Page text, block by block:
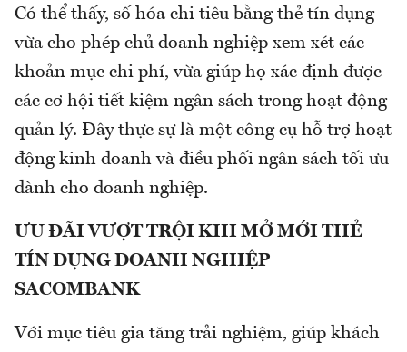
Có thể thấy, số hóa chi tiêu bằng thẻ tín dụng
vừa cho phép chủ doanh nghiệp xem xét các
khoản mục chi phí, vừa giúp họ xác định được
các cơ hội tiết kiệm ngân sách trong hoạt động
quản lý. Đây thực sự là một công cụ hỗ trợ hoạt
động kinh doanh và điều phối ngân sách tối ưu
dành cho doanh nghiệp.
ƯU ĐÃI VƯỢT TRỘI KHI MỞ MỚI THẺ
TÍN DỤNG DOANH NGHIỆP
SACOMBANK
Với mục tiêu gia tăng trải nghiệm, giúp khách